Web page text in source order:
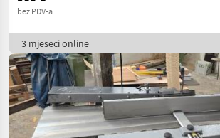
bez PDV-a
3 mjeseci online